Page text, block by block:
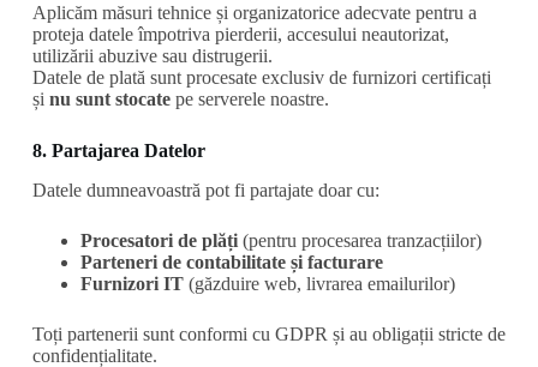
Aplicăm măsuri tehnice și organizatorice adecvate pentru a
proteja datele împotriva pierderii, accesului neautorizat,
utilizării abuzive sau distrugerii.
Datele de plată sunt procesate exclusiv de furnizori certificați
și nu sunt stocatepe serverele noastre.
8. Partajarea Datelor
Datele dumneavoastră pot fi partajate doar cu:
Procesatori de plăți(pentru procesarea tranzacțiilor)
Parteneri de contabilitate și facturare
Furnizori IT(găzduire web, livrarea emailurilor)
Toți partenerii sunt conformi cu GDPR și au obligații stricte de
confidențialitate.